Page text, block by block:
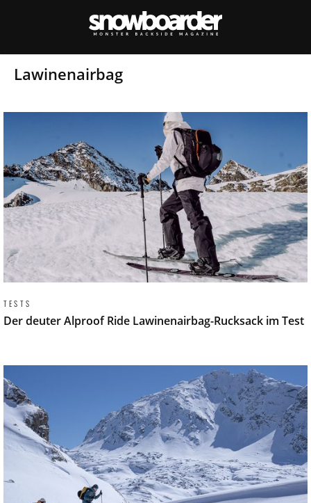
Lawinenairbag
TESTS
Der deuter Alproof Ride Lawinenairbag-Rucksack im Test